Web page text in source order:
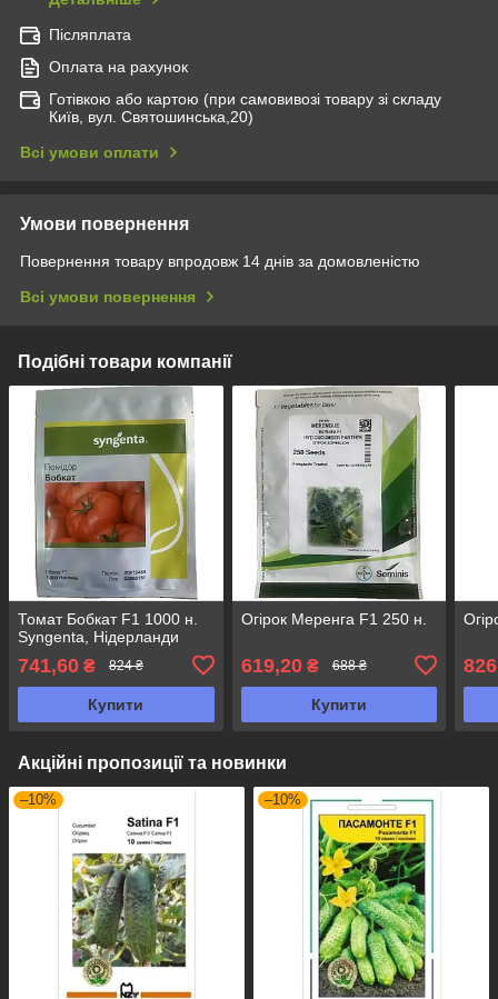
Післяплата
Оплата на рахунок
Готівкою або картою (при самовивозі товару зі складу
Київ, вул. Святошинська,20)
Всі умови оплати
Умови повернення
Повернення товару впродовж 14 днів за домовленістю
Всі умови повернення
Подібні товари компанії
Томат Бобкат F1 1000 н.
Syngenta, Нідерланди
741,60 ₴ 824 ₴
Купити
Огірок Меренга F1 250 н.
619,20₴ 688 ₴
Купити
Акційні пропозиції та новинки
–10% –10%